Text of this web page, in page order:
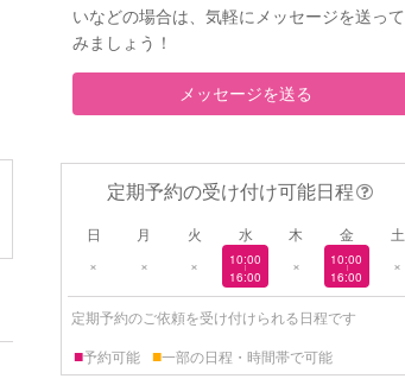
いなどの場合は、気軽にメッセージを送って
みましょう！
メッセージを送る
定期予約の受け付け可能日程
日
×
月
×
火
×
水
10:00
|
16:00
木
×
金
10:00
|
16:00
土
×
定期予約のご依頼を受け付けられる日程です
■予約可能 ■一部の日程・時間帯で可能